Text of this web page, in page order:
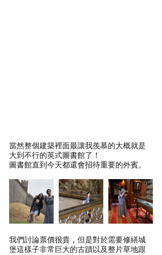
當然整個建築裡面最讓我羨慕的大概就是
大到不行的英式圖書館了！
圖書館直到今天都還會招待重要的外賓。
我們討論票價很貴，但是對於需要修繕城
堡這樣子非常巨大的古蹟以及整片草地跟